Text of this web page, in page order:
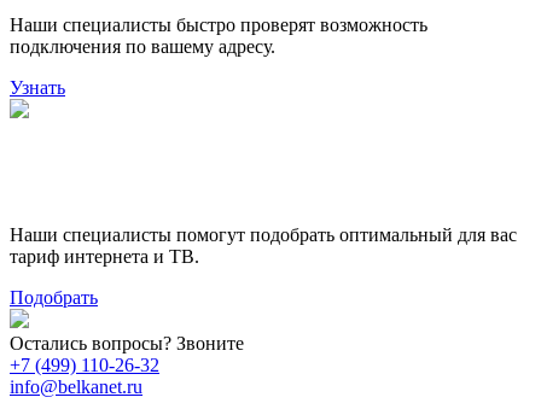
Наши специалисты быстро проверят возможность
подключения по вашему адресу.
Узнать
Наши специалисты помогут подобрать оптимальный для вас
тариф интернета и ТВ.
Подобрать
Остались вопросы? Звоните
+7 (499) 110-26-32
info@belkanet.ru